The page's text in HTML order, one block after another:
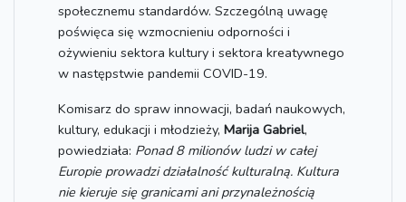
społecznemu standardów. Szczególną uwagę
poświęca się wzmocnieniu odporności i
ożywieniu sektora kultury i sektora kreatywnego
w następstwie pandemii COVID-19.
Komisarz do spraw innowacji, badań naukowych,
kultury, edukacji i młodzieży, Marija Gabriel,
powiedziała: Ponad 8 milionów ludzi w całej
Europie prowadzi działalność kulturalną. Kultura
nie kieruje się granicami ani przynależnością